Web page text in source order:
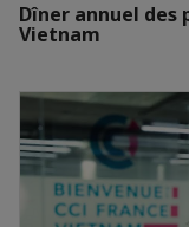
Dîner annuel des
Vietnam